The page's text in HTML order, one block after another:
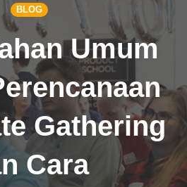
BLOG
Umum
Gathering
Cara